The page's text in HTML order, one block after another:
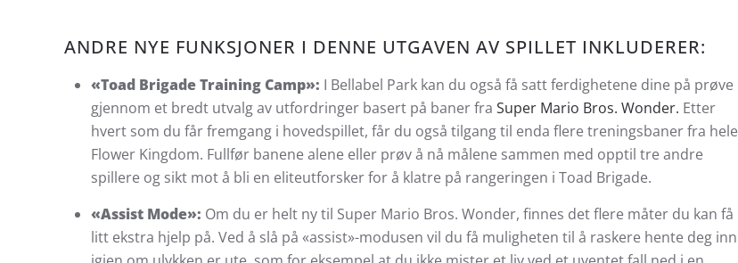
ANDRE NYE FUNKSJONER I DENNE UTGAVEN AV SPILLET INKLUDERER:
«Toad Brigade Training Camp»: I Bellabel Park kan du også få satt ferdighetene dine på prøve
gjennom et bredt utvalg av utfordringer basert på baner fra Super Mario Bros. Wonder. Etter
hvert som du får fremgang i hovedspillet, får du også tilgang til enda flere treningsbaner fra hele
Flower Kingdom. Fullfør banene alene eller prøv å nå målene sammen med opptil tre andre
spillere og sikt mot å bli en eliteutforsker for å klatre på rangeringen i Toad Brigade.
«Assist Mode»: Om du er helt ny til Super Mario Bros. Wonder, finnes det flere måter du kan få
litt ekstra hjelp på. Ved å slå på «assist»-modusen vil du få muligheten til å raskere hente deg inn